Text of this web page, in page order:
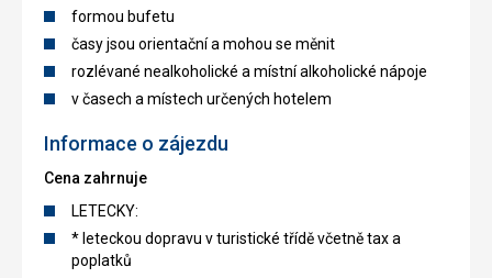
formou bufetu
časy jsou orientační a mohou se měnit
rozlévané nealkoholické a místní alkoholické nápoje
v časech a místech určených hotelem
Informace o zájezdu
Cena zahrnuje
LETECKY:
* leteckou dopravu v turistické třídě včetně tax a
poplatků